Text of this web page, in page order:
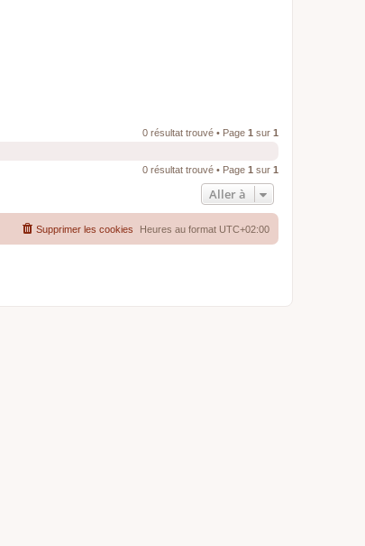
0 résultat trouvé • Page 1 sur 1
0 résultat trouvé • Page 1 sur 1
Aller à
Heures au format UTC+02:00
Supprimer les cookies